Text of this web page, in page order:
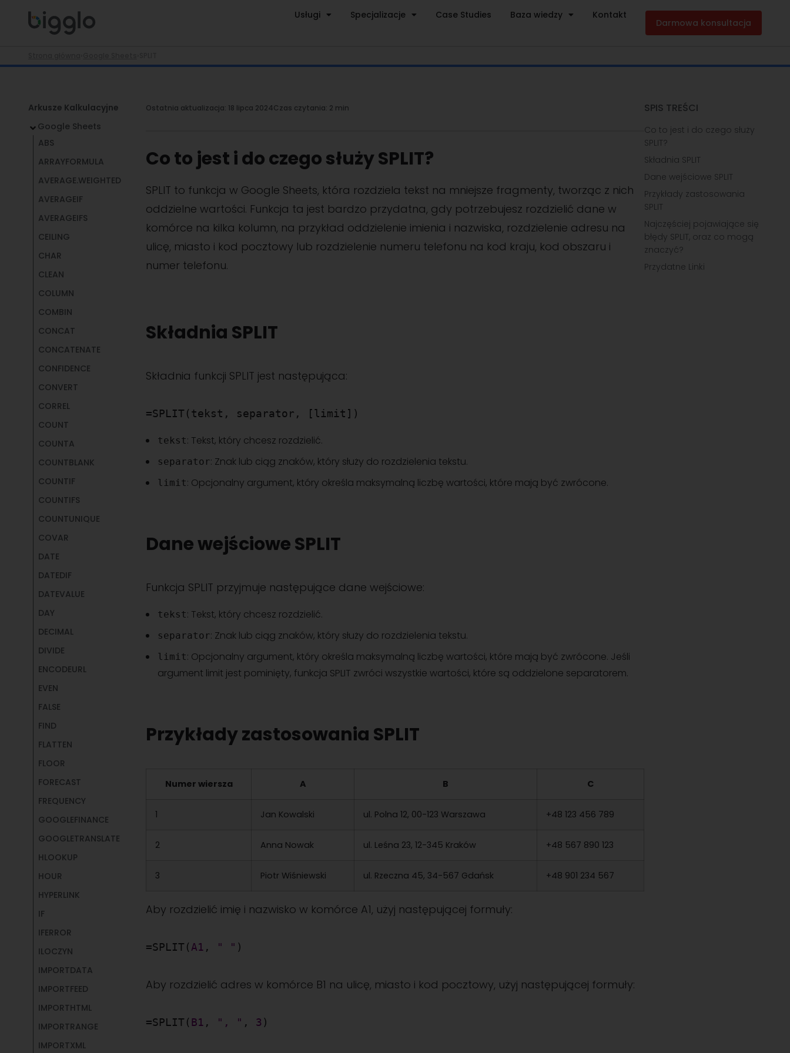
Usługi Specjalizacje Case Studies Baza wiedzy Kontakt
Darmowa konsultacja
Ostatnia aktualizacja: 18 lipca 2024Czas czytania: 2 min
Co to jest i do czego służy SPLIT?
SPLIT to funkcja w Google Sheets, która rozdziela tekst na mniejsze fragmenty, tworząc z nich
oddzielne wartości. Funkcja ta jest bardzo przydatna, gdy potrzebujesz rozdzielić dane w
komórce na kilka kolumn, na przykład oddzielenie imienia i nazwiska, rozdzielenie adresu na
ulicę, miasto i kod pocztowy lub rozdzielenie numeru telefonu na kod kraju, kod obszaru i
numer telefonu.
Składnia SPLIT
Składnia funkcji SPLIT jest następująca:
=SPLIT(tekst, separator, [limit])
tekst: Tekst, który chcesz rozdzielić.
separator: Znak lub ciąg znaków, który służy do rozdzielenia tekstu.
limit: Opcjonalny argument, który określa maksymalną liczbę wartości, które mają być zwrócone.
Dane wejściowe SPLIT
Funkcja SPLIT przyjmuje następujące dane wejściowe:
tekst: Tekst, który chcesz rozdzielić.
separator: Znak lub ciąg znaków, który służy do rozdzielenia tekstu.
limit: Opcjonalny argument, który określa maksymalną liczbę wartości, które mają być zwrócone. Jeśli
argument limit jest pominięty, funkcja SPLIT zwróci wszystkie wartości, które są oddzielone separatorem.
Przykłady zastosowania SPLIT
Numer wiersza A B C
1 Jan Kowalski ul. Polna 12, 00-123 Warszawa +48 123 456 789
2 Anna Nowak ul. Leśna 23, 12-345 Kraków +48 567 890 123
3 Piotr Wiśniewski ul. Rzeczna 45, 34-567 Gdańsk +48 901 234 567
Aby rozdzielić imię i nazwisko w komórce A1, użyj następującej formuły:
=SPLIT( A1 , " " )
Aby rozdzielić adres w komórce B1 na ulicę, miasto i kod pocztowy, użyj następującej formuły:
=SPLIT( B1 , ", " , 3 )
Arkusze Kalkulacyjne
Google Sheets
ABS
ARRAYFORMULA
AVERAGE.WEIGHTED
AVERAGEIF
AVERAGEIFS
CEILING
CHAR
CLEAN
COLUMN
COMBIN
CONCAT
CONCATENATE
CONFIDENCE
CONVERT
CORREL
COUNT
COUNTA
COUNTBLANK
COUNTIF
COUNTIFS
COUNTUNIQUE
COVAR
DATE
DATEDIF
DATEVALUE
DAY
DECIMAL
DIVIDE
ENCODEURL
EVEN
FALSE
FIND
FLATTEN
FLOOR
FORECAST
FREQUENCY
GOOGLEFINANCE
GOOGLETRANSLATE
HLOOKUP
HOUR
HYPERLINK
IF
IFERROR
ILOCZYN
IMPORTDATA
IMPORTFEED
IMPORTHTML
IMPORTRANGE
IMPORTXML
SPIS TREŚCI
Co to jest i do czego służy
SPLIT?
Składnia SPLIT
Dane wejściowe SPLIT
Przykłady zastosowania
SPLIT
Najczęściej pojawiające się
błędy SPLIT, oraz co mogą
znaczyć?
Przydatne Linki